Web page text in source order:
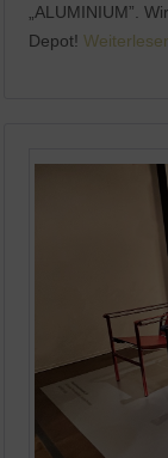
„ALUMINIUM”.
Depot!